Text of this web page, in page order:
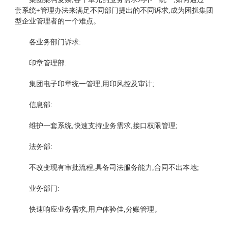
套系统+管理办法来满足不同部门提出的不同诉求,成为困扰集团
型企业管理者的一个难点。
各业务部门诉求:
印章管理部:
集团电子印章统一管理,用印风控及审计;
信息部:
维护一套系统,快速支持业务需求,接口权限管理;
法务部:
不改变现有审批流程,具备司法服务能力,合同不出本地;
业务部门:
快速响应业务需求,用户体验佳,分账管理。